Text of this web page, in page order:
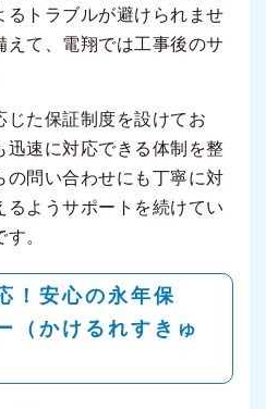
るトラブルが避けられませ
えて、電翔では工事後のサ
じた保証制度を設けてお
迅速に対応できる体制を整
の問い合わせにも丁寧に対
るようサポートを続けてい
。
！安心の永年保
（かけるれすきゅ